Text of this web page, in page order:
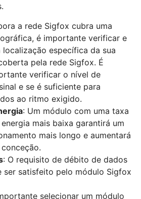
a rede Sigfox cubra uma
é importante verificar e
específica da sua
pela rede Sigfox. É
verificar o nível de
e se é suficiente para
ao ritmo exigido.
: Um módulo com uma taxa
mais baixa garantirá um
mais longo e aumentará
: O requisito de débito de dados
ser satisfeito pelo módulo Sigfox
selecionar um módulo